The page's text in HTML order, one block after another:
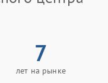
7
лет на рынке